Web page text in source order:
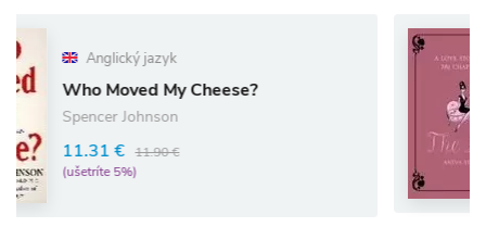
jazyk
My Cheese?
Johnson
11.90 €
The
STOUT
12.58 €
(ušetríte